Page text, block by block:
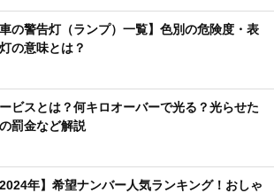
車の警告灯（ランプ）一覧】色別の危険度・表
の意味とは？
ビスとは？何キロオーバーで光る？光らせた
罰金など解説
2024年】希望ナンバー人気ランキング！おしゃ